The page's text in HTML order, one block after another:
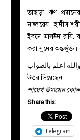
তাছাড়া ঋণ
নাজায়েয। হাদীস
ইবনে মাসউদ রাযি.
করা সুদের অন্তর্ভুক্ত।
والله اعلم بالصواب
উত্তর দিয়েছেন
শায়েখ উমায়ের
Share this:
Telegram